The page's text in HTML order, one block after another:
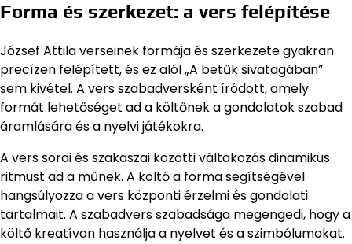
Forma és szerkezet: a vers felépítése
József Attila verseinek formája és szerkezete gyakran
precízen felépített, és ez alól „A betűk sivatagában”
sem kivétel. A vers szabadversként íródott, amely
formát lehetőséget ad a költőnek a gondolatok szabad
áramlására és a nyelvi játékokra.
A vers sorai és szakaszai közötti váltakozás dinamikus
ritmust ad a műnek. A költő a forma segítségével
hangsúlyozza a vers központi érzelmi és gondolati
tartalmait. A szabadvers szabadsága megengedi, hogy a
költő kreatívan használja a nyelvet és a szimbólumokat.